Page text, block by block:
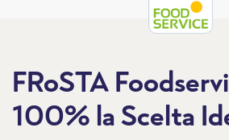
FRoSTA
100% la Scelta